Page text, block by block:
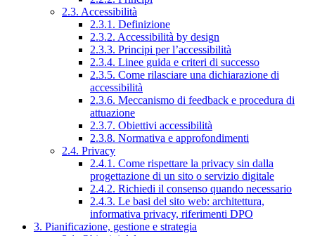
2.3. Accessibilità
2.3.1. Definizione
2.3.2. Accessibilità by design
2.3.3. Principi per l’accessibilità
2.3.4. Linee guida e criteri di successo
2.3.5. Come rilasciare una dichiarazione di
accessibilità
2.3.6. Meccanismo di feedback e procedura di
attuazione
2.3.7. Obiettivi accessibilità
2.3.8. Normativa e approfondimenti
2.4. Privacy
2.4.1. Come rispettare la privacy sin dalla
progettazione di un sito o servizio digitale
2.4.2. Richiedi il consenso quando necessario
2.4.3. Le basi del sito web: architettura,
informativa privacy, riferimenti DPO
3. Pianificazione, gestione e strategia